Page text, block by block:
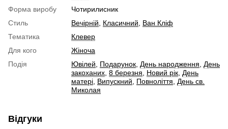
Форма виробу
Чотирилисник
Стиль
Вечірній Класичний
Ван Кліф
Тематика
Клевер
Для кого
Жіноча
Подія
Ювілей Подарунок День народження
День
закоханих 8 березня Новий рік День
матері Випускний Повноліття
День св.
Миколая
Відгуки